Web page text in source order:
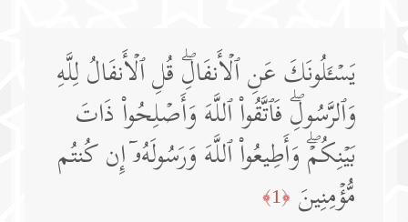
یَسۡـَٔلُونَكَ عَنِ ٱلۡأَنفَالِۖ قُلِ ٱلۡأَنفَالُ لِلَّهِ
وَٱلرَّسُولِۖ فَٱتَّقُوا۟ ٱللَّهَ وَأَصۡلِحُوا۟ ذَاتَ
بَیۡنِكُمۡۖ وَأَطِیعُوا۟ ٱللَّهَ وَرَسُولَهُۥۤ إِن كُنتُم
مُّؤۡمِنِینَ ﴿1﴾